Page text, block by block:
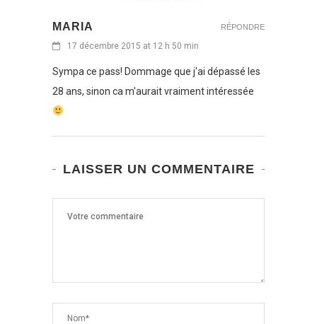
MARIA
17 décembre 2015 at 12 h 50 min
Sympa ce pass! Dommage que j'ai dépassé les
28 ans, sinon ca m'aurait vraiment intéressée
RÉPONDRE
LAISSER UN COMMENTAIRE